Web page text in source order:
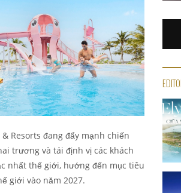
Resorts đang đẩy mạnh chiến
trương và tái định vị các khách
nhất thế giới, hướng đến mục tiêu
giới vào năm 2027.